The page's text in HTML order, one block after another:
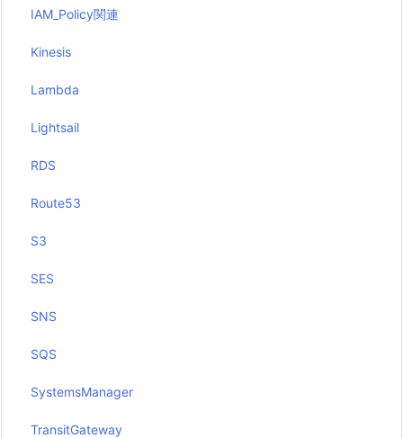
IAM_Policy関連
Kinesis
Lambda
Lightsail
RDS
Route53
S3
SES
SNS
SQS
SystemsManager
TransitGateway